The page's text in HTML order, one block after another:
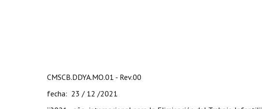
CMSCB.DDYA.MO.01 - Rev.00
fecha: 23 / 12 /2021